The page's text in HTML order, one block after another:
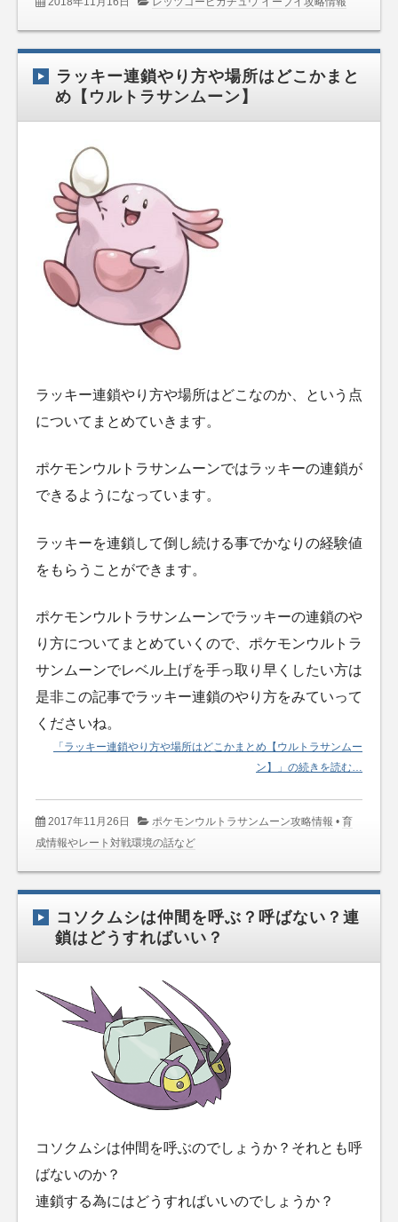
ラッキー連鎖やり方や場所はどこかまと
め【ウルトラサンムーン】
ラッキー連鎖やり方や場所はどこなのか、という点
についてまとめていきます。
ポケモンウルトラサンムーンではラッキーの連鎖が
できるようになっています。
ラッキーを連鎖して倒し続ける事でかなりの経験値
をもらうことができます。
ポケモンウルトラサンムーンでラッキーの連鎖のや
り方についてまとめていくので、ポケモンウルトラ
サンムーンでレベル上げを手っ取り早くしたい方は
是非この記事でラッキー連鎖のやり方をみていって
くださいね。
「ラッキー連鎖やり方や場所はどこかまとめ【ウルトラサンムー
ン】」の続きを読む…
2017年11月26日 ポケモンウルトラサンムーン攻略情報 •育
成情報やレート対戦環境の話など
コソクムシは仲間を呼ぶ？呼ばない？連
鎖はどうすればいい？
コソクムシは仲間を呼ぶのでしょうか？それとも呼
ばないのか？
連鎖する為にはどうすればいいのでしょうか？